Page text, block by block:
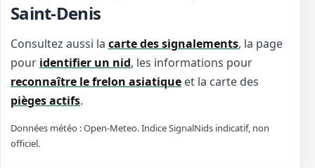
Saint-Denis
Consultez aussi la carte des signalements, la page
pour identifier un nid, les informations pour
reconnaître le frelon asiatique et la carte des
pièges actifs.
Données météo : Open-Meteo. Indice SignalNids indicatif, non
officiel.